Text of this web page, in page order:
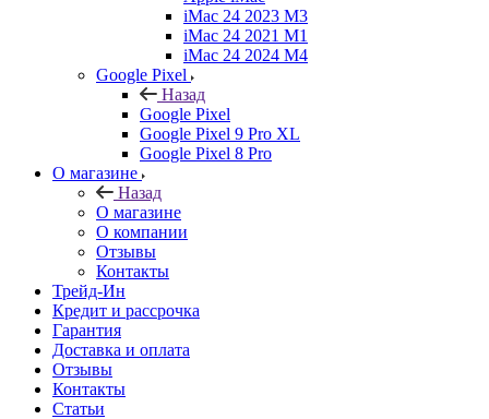
iMac 24 2023 M3
iMac 24 2021 M1
iMac 24 2024 M4
Google Pixel
Назад
Google Pixel
Google Pixel 9 Pro XL
Google Pixel 8 Pro
О магазине
Назад
О магазине
О компании
Отзывы
Контакты
Трейд-Ин
Кредит и рассрочка
Гарантия
Доставка и оплата
Отзывы
Контакты
Статьи